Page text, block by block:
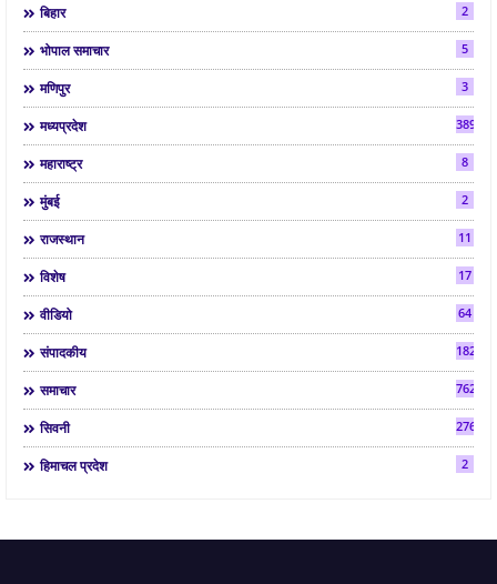
बिहार 2
भोपाल समाचार 5
मणिपुर 3
मध्यप्रदेश 3892
महाराष्ट्र 8
मुंबई 2
राजस्थान 11
विशेष 17
वीडियो 64
संपादकीय 182
समाचार 7624
सिवनी 2763
हिमाचल प्रदेश 2